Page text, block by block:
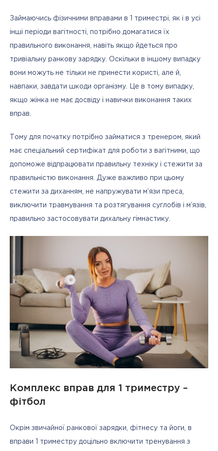
Займаючись фізичними вправами в 1 триместрі, як і в усі
інші періоди вагітності, потрібно домагатися їх
правильного виконання, навіть якщо йдеться про
тривіальну ранкову зарядку. Оскільки в іншому випадку
вони можуть не тільки не принести користі, але й,
навпаки, завдати шкоди організму. Це в тому випадку,
якщо жінка не має досвіду і навички виконання таких
вправ.
Тому для початку потрібно займатися з тренером, який
має спеціальний сертифікат для роботи з вагітними, що
допоможе відпрацювати правильну техніку і стежити за
правильністю виконання. Дуже важливо при цьому
стежити за диханням, не напружувати м’язи преса,
виключити травмування та розтягування суглобів і м’язів,
правильно застосовувати дихальну гімнастику.
Комплекс вправ для 1 триместру –
фітбол
Окрім звичайної ранкової зарядки, фітнесу та йоги, в
вправи 1 триместру доцільно включити тренування з